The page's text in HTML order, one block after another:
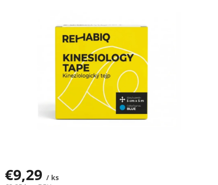
5
hviezdičiek.
€9,29 / ks